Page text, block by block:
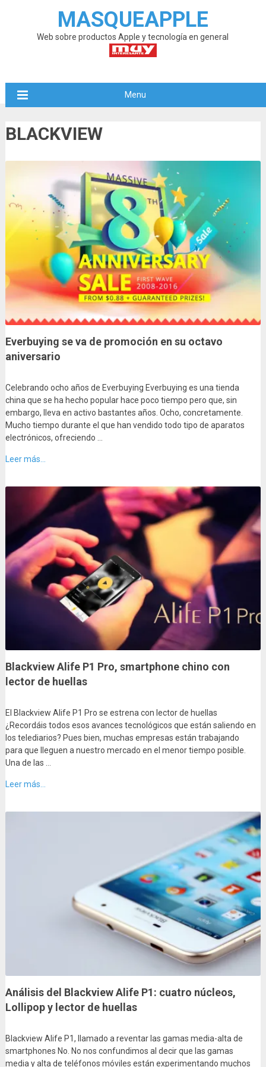
MASQUEAPPLE
Web sobre productos Apple y tecnología en general
Menu
BLACKVIEW
Everbuying se va de promoción en su octavo
aniversario
Celebrando ocho años de Everbuying Everbuying es una tienda
china que se ha hecho popular hace poco tiempo pero que, sin
embargo, lleva en activo bastantes años. Ocho, concretamente.
Mucho tiempo durante el que han vendido todo tipo de aparatos
electrónicos, ofreciendo …
Leer más...
Blackview Alife P1 Pro, smartphone chino con
lector de huellas
El Blackview Alife P1 Pro se estrena con lector de huellas
¿Recordáis todos esos avances tecnológicos que están saliendo en
los telediarios? Pues bien, muchas empresas están trabajando
para que lleguen a nuestro mercado en el menor tiempo posible.
Una de las …
Leer más...
Análisis del Blackview Alife P1: cuatro núcleos,
Lollipop y lector de huellas
Blackview Alife P1, llamado a reventar las gamas media-alta de
smartphones No. No nos confundimos al decir que las gamas
media y alta de teléfonos móviles están experimentando muchos